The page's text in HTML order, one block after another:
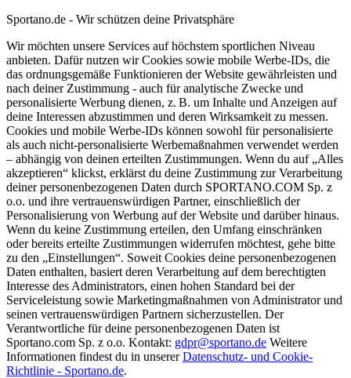
Sportano.de - Wir schützen deine Privatsphäre
Wir möchten unsere Services auf höchstem sportlichen Niveau
anbieten. Dafür nutzen wir Cookies sowie mobile Werbe-IDs, die
das ordnungsgemäße Funktionieren der Website gewährleisten und
nach deiner Zustimmung - auch für analytische Zwecke und
personalisierte Werbung dienen, z. B. um Inhalte und Anzeigen auf
deine Interessen abzustimmen und deren Wirksamkeit zu messen.
Cookies und mobile Werbe-IDs können sowohl für personalisierte
als auch nicht-personalisierte Werbemaßnahmen verwendet werden
– abhängig von deinen erteilten Zustimmungen. Wenn du auf „Alles
akzeptieren“ klickst, erklärst du deine Zustimmung zur Verarbeitung
deiner personenbezogenen Daten durch SPORTANO.COM Sp. z
o.o. und ihre vertrauenswürdigen Partner, einschließlich der
Personalisierung von Werbung auf der Website und darüber hinaus.
Wenn du keine Zustimmung erteilen, den Umfang einschränken
oder bereits erteilte Zustimmungen widerrufen möchtest, gehe bitte
zu den „Einstellungen“. Soweit Cookies deine personenbezogenen
Daten enthalten, basiert deren Verarbeitung auf dem berechtigten
Interesse des Administrators, einen hohen Standard bei der
Serviceleistung sowie Marketingmaßnahmen von Administrator und
seinen vertrauenswürdigen Partnern sicherzustellen. Der
Verantwortliche für deine personenbezogenen Daten ist
Sportano.com Sp. z o.o. Kontakt: gdpr@sportano.de Weitere
Informationen findest du in unsererDatenschutz- und Cookie-
Richtlinie - Sportano.de.